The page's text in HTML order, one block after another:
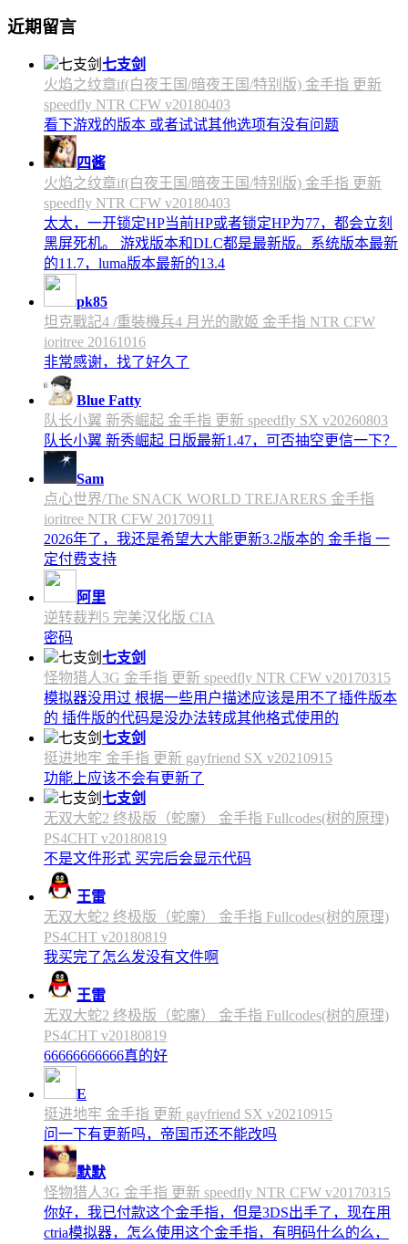
近期留言
七支剑
火焰之纹章if(白夜王国/暗夜王国/特别版) 金手指 更新
speedfly NTR CFW v20180403
看下游戏的版本 或者试试其他选项有没有问题
四酱
火焰之纹章if(白夜王国/暗夜王国/特别版) 金手指 更新
speedfly NTR CFW v20180403
太太，一开锁定HP当前HP或者锁定HP为77，都会立刻
黑屏死机。 游戏版本和DLC都是最新版。系统版本最新
的11.7，luma版本最新的13.4
pk85
坦克戰記4 /重裝機兵4 月光的歌姬 金手指 NTR CFW
ioritree 20161016
非常感谢，找了好久了
Blue Fatty
队长小翼 新秀崛起 金手指 更新 speedfly SX v20260803
队长小翼 新秀崛起 日版最新1.47，可否抽空更信一下？
Sam
点心世界/The SNACK WORLD TREJARERS 金手指
ioritree NTR CFW 20170911
2026年了，我还是希望大大能更新3.2版本的 金手指 一
定付费支持
阿里
逆转裁判5 完美汉化版 CIA
密码
七支剑
怪物猎人3G 金手指 更新 speedfly NTR CFW v20170315
模拟器没用过 根据一些用户描述应该是用不了插件版本
的 插件版的代码是没办法转成其他格式使用的
七支剑
挺进地牢 金手指 更新 gayfriend SX v20210915
功能上应该不会有更新了
七支剑
无双大蛇2 终极版（蛇魔） 金手指 Fullcodes(树的原理)
PS4CHT v20180819
不是文件形式 买完后会显示代码
王雷
无双大蛇2 终极版（蛇魔） 金手指 Fullcodes(树的原理)
PS4CHT v20180819
我买完了怎么发没有文件啊
王雷
无双大蛇2 终极版（蛇魔） 金手指 Fullcodes(树的原理)
PS4CHT v20180819
66666666666真的好
E
挺进地牢 金手指 更新 gayfriend SX v20210915
问一下有更新吗，帝国币还不能改吗
默默
怪物猎人3G 金手指 更新 speedfly NTR CFW v20170315
你好，我已付款这个金手指，但是3DS出手了，现在用
ctria模拟器，怎么使用这个金手指，有明码什么的么，